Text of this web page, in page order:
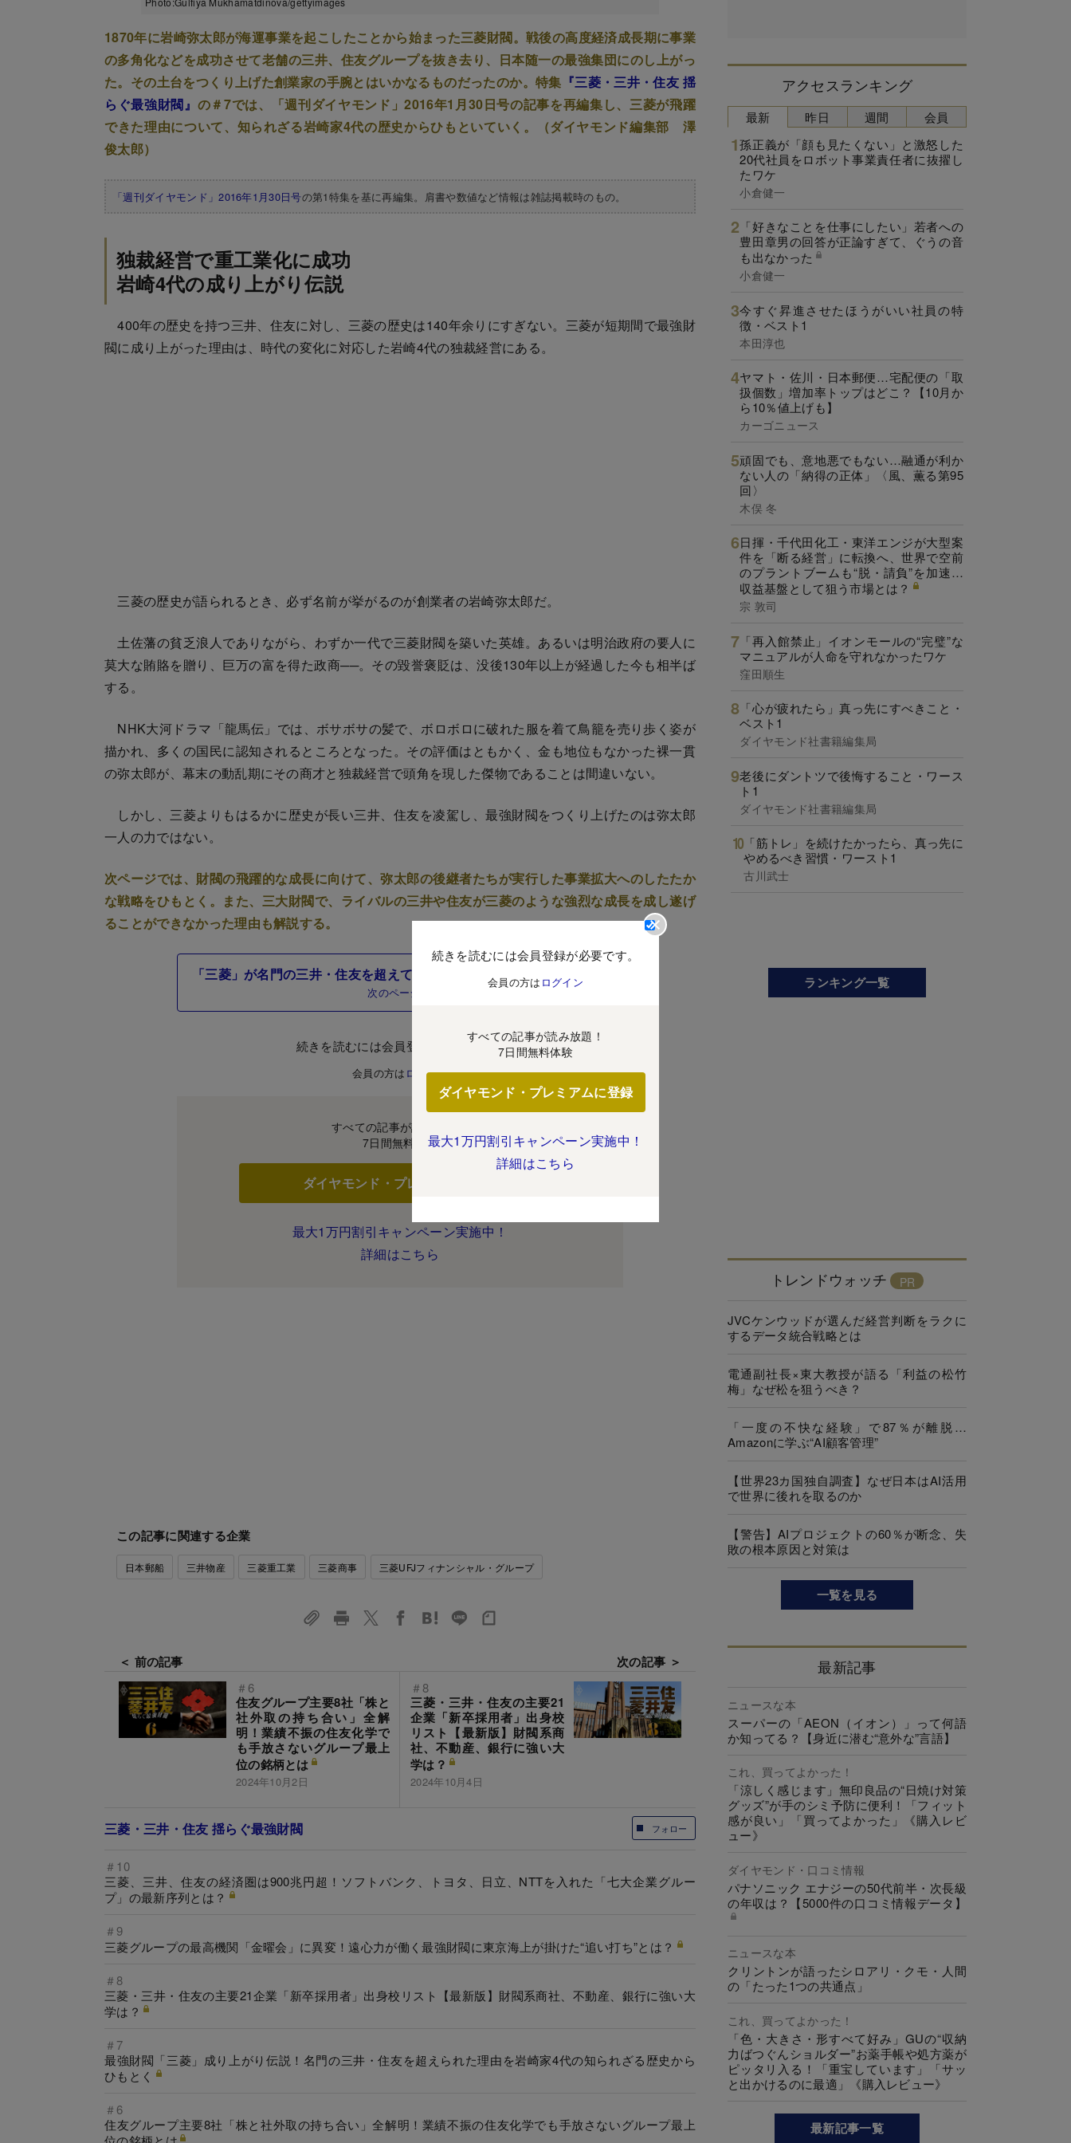
1870年に岩崎弥太郎が海運事業を起こしたことから始まった三菱財閥。戦後の高度経済成長期に事業
の多角化などを成功させて老舗の三井、住友グループを抜き去り、日本随一の最強集団にのし上がっ
た。その土台をつくり上げた創業家の手腕とはいかなるものだったのか。特集 『三菱・三井・住友 揺
らぐ最強財閥』 の＃7では、「週刊ダイヤモンド」2016年1月30日号の記事を再編集し、三菱が飛躍
できた理由について、知られざる岩崎家4代の歴史からひもといていく。（ダイヤモンド編集部 澤
俊太郎）
「週刊ダイヤモンド」2016年1月30日号の第1特集を基に再編集。肩書や数値など情報は雑誌掲載時のもの。
独裁経営で重工業化に成功
岩崎4代の成り上がり伝説
400年の歴史を持つ三井、住友に対し、三菱の歴史は140年余りにすぎない。三菱が短期間で最強財
閥に成り上がった理由は、時代の変化に対応した岩崎4代の独裁経営にある。
三菱の歴史が語られるとき、必ず名前が挙がるのが創業者の岩崎弥太郎だ。
土佐藩の貧乏浪人でありながら、わずか一代で三菱財閥を築いた英雄。あるいは明治政府の要人に
莫大な賄賂を贈り、巨万の富を得た政商──。その毀誉褒貶は、没後130年以上が経過した今も相半ば
する。
NHK大河ドラマ「龍馬伝」では、ボサボサの髪で、ボロボロに破れた服を着て鳥籠を売り歩く姿が
描かれ、多くの国民に認知されるところとなった。その評価はともかく、金も地位もなかった裸一貫
の弥太郎が、幕末の動乱期にその商才と独裁経営で頭角を現した傑物であることは間違いない。
しかし、三菱よりもはるかに歴史が長い三井、住友を凌駕し、最強財閥をつくり上げたのは弥太郎
一人の力ではない。
次ページでは、財閥の飛躍的な成長に向けて、弥太郎の後継者たちが実行した事業拡大へのしたたか
な戦略をひもとく。また、三大財閥で、ライバルの三井や住友が三菱のような強烈な成長を成し遂げ
ることができなかった理由も解説する。
「三菱」が名門の三井・住友を超えて最強財閥に成り上がった理由とは
次のページ
続きを読むには会員登録が必要です。
会員の方は ログイン
すべての記事が読み放題！
7日間無料体験
ダイヤモンド・プレミアムに登録
最大1万円割引キャンペーン実施中！
詳細はこちら
続きを読むには会員登録が必要です。
会員の方は ログイン
すべての記事が読み放題！
7日間無料体験
ダイヤモンド・プレミアムに登録
最大1万円割引キャンペーン実施中！
詳細はこちら
この記事に関連する企業
日本郵船 三井物産 三菱重工業 三菱商事 三菱UFJフィナンシャル・グループ
＜ 前の記事
＃6
住友グループ主要8社「株と
社外取の持ち合い」全解
明！業績不振の住友化学で
も手放さないグループ最上
位の銘柄とは
2024年10月2日
次の記事 ＞
＃8
三菱・三井・住友の主要21
企業「新卒採用者」出身校
リスト【最新版】財閥系商
社、不動産、銀行に強い大
学は？
2024年10月4日
フォロー
三菱・三井・住友 揺らぐ最強財閥
＃10
三菱、三井、住友の経済圏は900兆円超！ソフトバンク、トヨタ、日立、NTTを入れた「七大企業グルー
プ」の最新序列とは？
＃9
三菱グループの最高機関「金曜会」に異変！遠心力が働く最強財閥に東京海上が掛けた“追い打ち”とは？
＃8
三菱・三井・住友の主要21企業「新卒採用者」出身校リスト【最新版】財閥系商社、不動産、銀行に強い大
学は？
＃7
最強財閥「三菱」成り上がり伝説！名門の三井・住友を超えられた理由を岩崎家4代の知られざる歴史から
ひもとく
＃6
住友グループ主要8社「株と社外取の持ち合い」全解明！業績不振の住友化学でも手放さないグループ最上
アクセスランキング
最新
孫正義が「顔も見たくない」と激怒した
20代社員をロボット事業責任者に抜擢し
たワケ
小倉健一
「好きなことを仕事にしたい」若者への
豊田章男の回答が正論すぎて、ぐうの音
も出なかった
小倉健一
今すぐ昇進させたほうがいい社員の特
徴・ベスト1
本田淳也
ヤマト・佐川・日本郵便…宅配便の「取
扱個数」増加率トップはどこ？【10月か
ら10％値上げも】
カーゴニュース
頑固でも、意地悪でもない…融通が利か
ない人の「納得の正体」〈風、薫る第95
回〉
木俣 冬
日揮・千代田化工・東洋エンジが大型案
件を「断る経営」に転換へ、世界で空前
のプラントブームも“脱・請負”を加速…
収益基盤として狙う市場とは？
宗 敦司
「再入館禁止」イオンモールの“完璧”な
マニュアルが人命を守れなかったワケ
窪田順生
「心が疲れたら」真っ先にすべきこと・
ベスト1
ダイヤモンド社書籍編集局
老後にダントツで後悔すること・ワース
ト1
ダイヤモンド社書籍編集局
「筋トレ」を続けたかったら、真っ先に
やめるべき習慣・ワースト1
古川武士
昨日 週間 会員
ランキング一覧
トレンドウォッチ
JVCケンウッドが選んだ経営判断をラクに
するデータ統合戦略とは
電通副社長×東大教授が語る「利益の松竹
梅」なぜ松を狙うべき？
「一度の不快な経験」で87％が離脱…
Amazonに学ぶ“AI顧客管理”
【世界23カ国独自調査】なぜ日本はAI活用
で世界に後れを取るのか
【警告】AIプロジェクトの60％が断念、失
敗の根本原因と対策は
一覧を見る
最新記事
ニュースな本
スーパーの「AEON（イオン）」って何語
か知ってる？【身近に潜む“意外な”言語】
これ、買ってよかった！
「涼しく感じます」無印良品の“日焼け対策
グッズ”が手のシミ予防に便利！「フィット
感が良い」「買ってよかった」《購入レビ
ュー》
ダイヤモンド・口コミ情報
パナソニック エナジーの50代前半・次長級
の年収は？【5000件の口コミ情報データ】
ニュースな本
クリントンが語ったシロアリ・クモ・人間
の「たった1つの共通点」
これ、買ってよかった！
「色・大きさ・形すべて好み」GUの“収納
力ばつぐんショルダー”お薬手帳や処方薬が
ピッタリ入る！「重宝しています」「サッ
と出かけるのに最適」《購入レビュー》
最新記事一覧